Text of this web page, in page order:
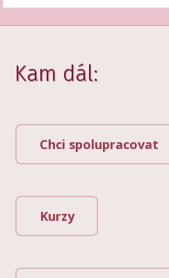
Kam dál:
Chci spolupracovat
Kurzy